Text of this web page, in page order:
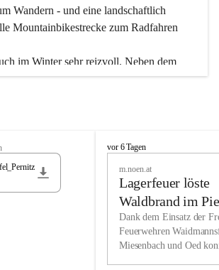
Wandern - und eine landschaftlich
Mountainbikestrecke zum Radfahren
im Winter sehr reizvoll. Neben dem
gibt es auf dem nahe gelegenen Unterberg
die zum Schifahren oder
unserer Kulturvereine.
selbst, dass Sie in Miesenbach sowie
Gaststätten und urigen
als lebens- und liebenswerten Ort.
werden ebenso groß geschrieben
M
h
vor 6 Tagen
m.noen.at
Lagerfeuer löste
Waldbrand im
aus
Dank dem Einsatz der
Feuerwehren
Miesenbach und Oed